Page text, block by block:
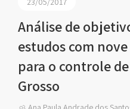
Análise de
estudos com
para o controle
Grosso